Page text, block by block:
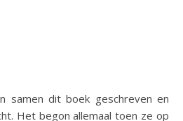
samen dit boek geschreven en
Het begon allemaal toen ze op